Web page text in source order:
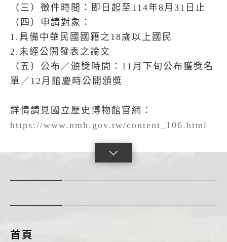
（三）徵件時間：即日起至114年8月31日止
（四）申請對象：
1.具備中華民國國籍之18歲以上國民
2.未經公開發表之論文
（五）公布／頒獎時間：11月下旬公布獲獎名
單／12月館慶時公開頒獎
詳情請見國立歷史博物館官網：
https://www.nmh.gov.tw/content_106.html
首頁